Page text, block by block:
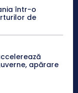
într-o
de
apărare